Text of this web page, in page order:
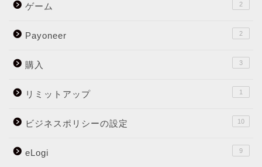
ゲーム 2
Payoneer 2
購入 3
リミットアップ 1
ビジネスポリシーの設定 10
eLogi 9